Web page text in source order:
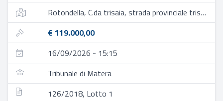
Rotondella, C.da trisaia, strada provinciale trisaia
€ 119.000,00
16/09/2026 - 15:15
Tribunale di Matera
126/2018, Lotto 1